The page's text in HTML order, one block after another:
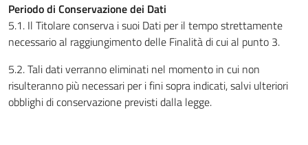
Periodo di Conservazione dei Dati
5.1. Il Titolare conserva i suoi Dati per il tempo strettamente
necessario al raggiungimento delle Finalità di cui al punto 3.
5.2. Tali dati verranno eliminati nel momento in cui non
risulteranno più necessari per i fini sopra indicati, salvi ulteriori
obblighi di conservazione previsti dalla legge.